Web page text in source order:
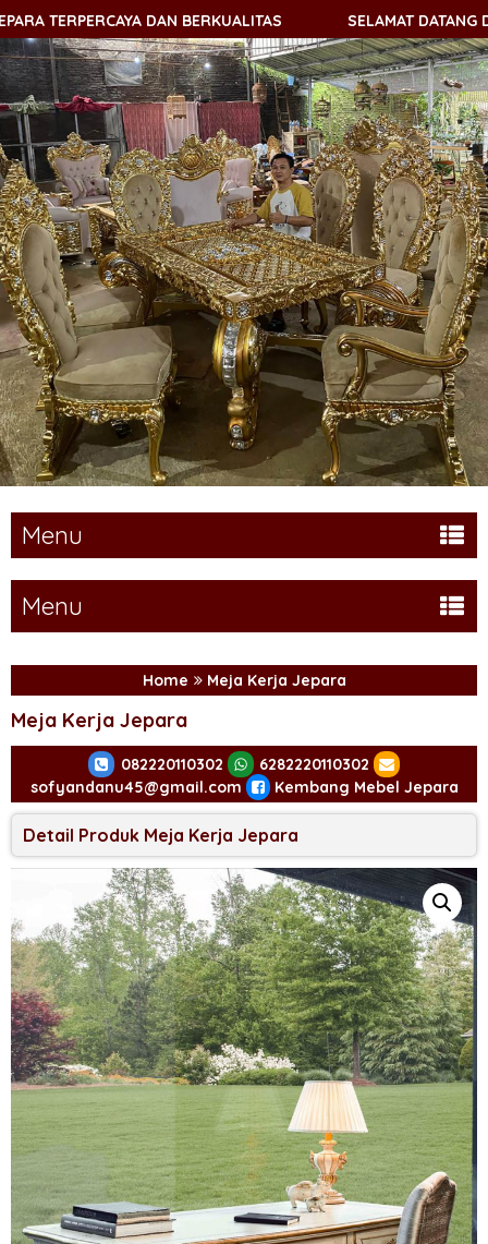
DAN BERKUALITAS SELAMAT DATANG DI
Menu
Menu
Home Meja Kerja Jepara
Meja Kerja Jepara
082220110302
6282220110302
sofyandanu45@gmail.com
Kembang Mebel Jepara
Detail Produk Meja Kerja Jepara